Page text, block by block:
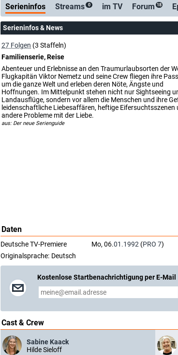
Serieninfos Streams 0 im TV Forum 18
Serieninfos & News
27 Folgen (3 Staffeln)
Familienserie, Reise
Abenteuer und Erlebnisse an den Traumurlaubsorten der
Flugkapitän Viktor Nemetz und seine Crew fliegen ihre
um die ganze Welt und erleben deren Nöte, Ängste und
Hoffnungen. Im Mittelpunkt stehen nicht nur Sightseeing
Landausflüge, sondern vor allem die Menschen und ihre
leidenschaftliche Liebesaffären, heftige Eifersuchtsszenen
andere Probleme mit der Liebe.
aus: Der neue Serienguide
Daten
Deutsche TV-Premiere Mo, 06.01.1992 (PRO 7)
Originalsprache: Deutsch
Kostenlose Startbenachrichtigung per E-Mail
Cast & Crew
Sabine Kaack
Hilde Sieloff